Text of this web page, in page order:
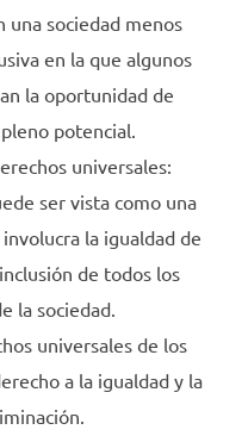
una sociedad menos
en la que algunos
la oportunidad de
potencial.
universales:
ser vista como una
la igualdad de
de todos los
la sociedad.
universales de los
a la igualdad y la